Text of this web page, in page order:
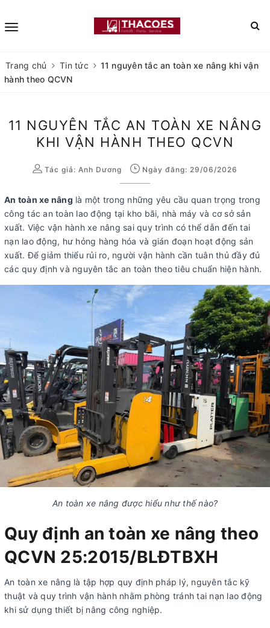
Trang chủ Tin tức
11 nguyên tắc an toàn xe nâng khi vận
hành theo QCVN
11 NGUYÊN TẮC AN TOÀN XE NÂNG
KHI VẬN HÀNH THEO QCVN
Tác giả: Anh Dương Ngày đăng: 29/06/2026
An toàn xe nâng là một trong những yêu cầu quan trọng trong
công tác an toàn lao động tại kho bãi, nhà máy và cơ sở sản
xuất. Việc vận hành xe nâng sai quy trình có thể dẫn đến tai
nạn lao động, hư hỏng hàng hóa và gián đoạn hoạt động sản
xuất. Để giảm thiểu rủi ro, người vận hành cần tuân thủ đầy đủ
các quy định và nguyên tắc an toàn theo tiêu chuẩn hiện hành.
An toàn xe nâng được hiểu như thế nào?
Quy định an toàn xe nâng theo
QCVN 25:2015/BLĐTBXH
An toàn xe nâng là tập hợp quy định pháp lý, nguyên tắc kỹ
thuật và quy trình vận hành nhằm phòng tránh tai nạn lao động
khi sử dụng thiết bị nâng công nghiệp.